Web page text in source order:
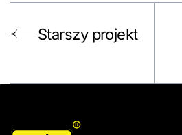
Starszy projekt
®